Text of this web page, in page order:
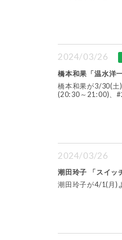
2024/03/26
橋本和果「温水洋
橋本和果が3/30(
(20:30～21:00)、
2024/03/26
潮田玲子 「スイッ
潮田玲子が4/1(月)